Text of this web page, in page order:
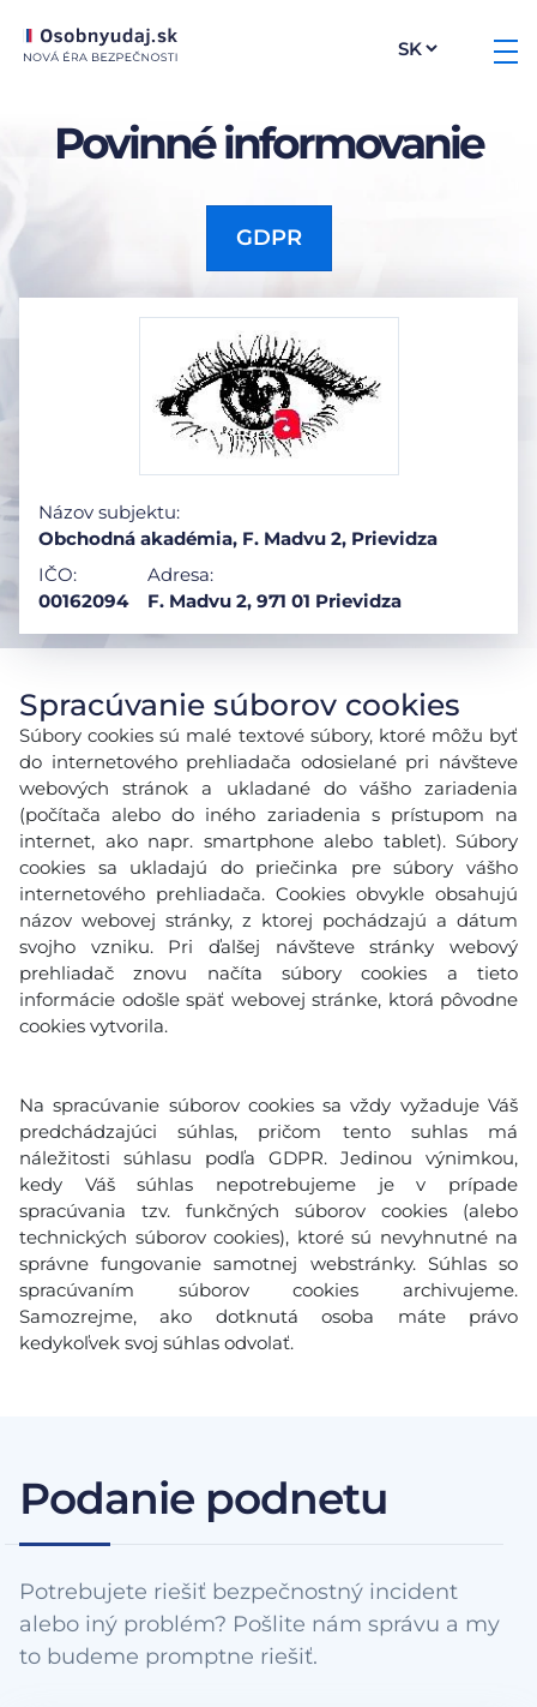
Povinné informovanie
GDPR
Názov subjektu:
Obchodná akadémia, F. Madvu 2, Prievidza
IČO:
00162094
Adresa:
F. Madvu 2, 971 01 Prievidza
Spracúvanie súborov cookies
Súbory cookies sú malé textové súbory, ktoré môžu byť
do internetového prehliadača odosielané pri návšteve
webových stránok a ukladané do vášho zariadenia
(počítača alebo do iného zariadenia s prístupom na
internet, ako napr. smartphone alebo tablet). Súbory
cookies sa ukladajú do priečinka pre súbory vášho
internetového prehliadača. Cookies obvykle obsahujú
názov webovej stránky, z ktorej pochádzajú a dátum
svojho vzniku. Pri ďalšej návšteve stránky webový
prehliadač znovu načíta súbory cookies a tieto
informácie odošle späť webovej stránke, ktorá pôvodne
cookies vytvorila.
Na spracúvanie súborov cookies sa vždy vyžaduje Váš
predchádzajúci súhlas, pričom tento suhlas má
náležitosti súhlasu podľa GDPR. Jedinou výnimkou,
kedy Váš súhlas nepotrebujeme je v prípade
spracúvania tzv. funkčných súborov cookies (alebo
technických súborov cookies), ktoré sú nevyhnutné na
správne fungovanie samotnej webstránky. Súhlas so
spracúvaním súborov cookies archivujeme.
Samozrejme, ako dotknutá osoba máte právo
kedykoľvek svoj súhlas odvolať.
Podanie podnetu
Potrebujete riešiť bezpečnostný incident
alebo iný problém? Pošlite nám správu a my
to budeme promptne riešiť.